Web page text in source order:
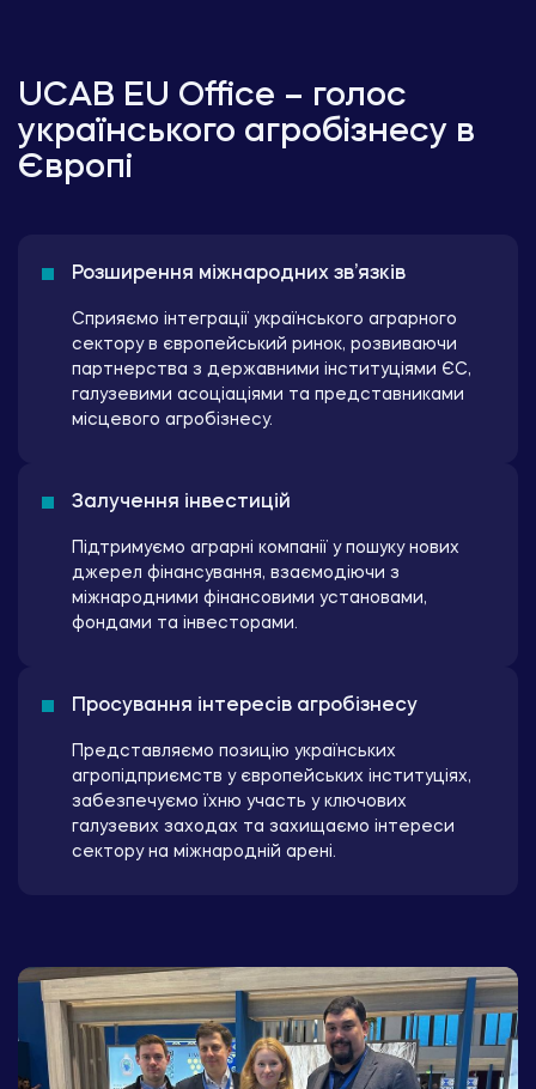
UCAB EU Office – голос
українського агробізнесу в
Європі
Розширення міжнародних зв’язків
Сприяємо інтеграції українського аграрного
сектору в європейський ринок, розвиваючи
партнерства з державними інституціями ЄС,
галузевими асоціаціями та представниками
місцевого агробізнесу.
Залучення інвестицій
Підтримуємо аграрні компанії у пошуку нових
джерел фінансування, взаємодіючи з
міжнародними фінансовими установами,
фондами та інвесторами.
Просування інтересів агробізнесу
Представляємо позицію українських
агропідприємств у європейських інституціях,
забезпечуємо їхню участь у ключових
галузевих заходах та захищаємо інтереси
сектору на міжнародній арені.